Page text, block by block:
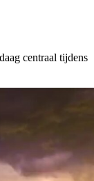
centraal tijdens